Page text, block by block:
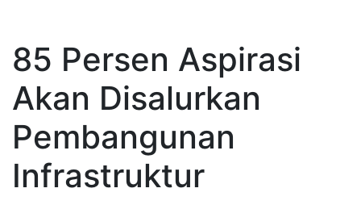
85 Persen Aspirasi
Akan Disalurkan
Pembangunan
Infrastruktur